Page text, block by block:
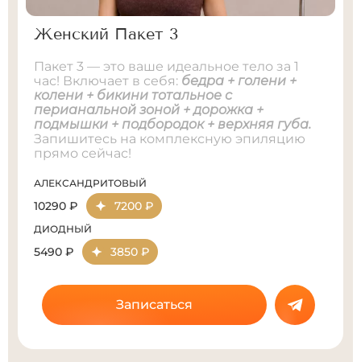
Женский Пакет 3
Пакет 3 — это ваше идеальное тело за 1
час! Включает в себя: бедра + голени +
колени + бикини тотальное с
перианальной зоной + дорожка +
подмышки + подбородок + верхняя губа.
Запишитесь на комплексную эпиляцию
прямо сейчас!
АЛЕКСАНДРИТОВЫЙ
10290 ₽ 7200 ₽
ДИОДНЫЙ
5490 ₽ 3850 ₽
Записаться